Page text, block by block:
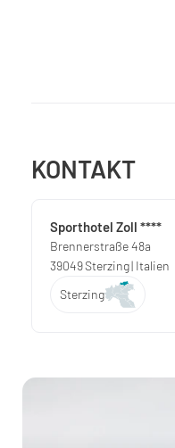
KONTAKT
Sporthotel Zoll ****
Brennerstraße 48a
39049Sterzing| Italien
Sterzing